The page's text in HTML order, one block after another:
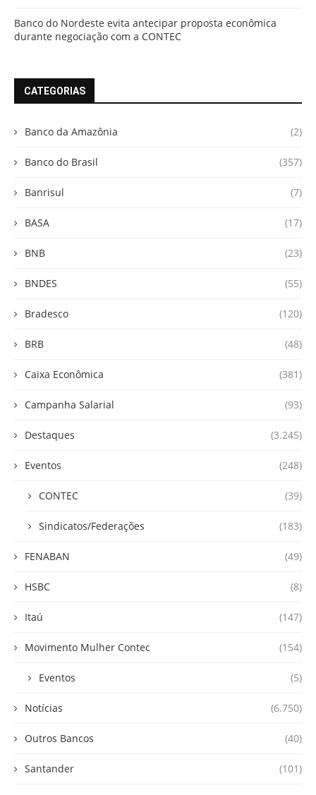
Banco do Nordeste evita antecipar proposta econômica
durante negociação com a CONTEC
CATEGORIAS
Banco da Amazônia (2)
Banco do Brasil (357)
Banrisul (7)
BASA (17)
BNB (23)
BNDES (55)
Bradesco (120)
BRB (48)
Caixa Econômica (381)
Campanha Salarial (93)
Destaques (3.245)
Eventos (248)
CONTEC (39)
Sindicatos/Federações (183)
FENABAN (49)
HSBC (8)
Itaú (147)
Movimento Mulher Contec (154)
Eventos (5)
Notícias (6.750)
Outros Bancos (40)
Santander (101)